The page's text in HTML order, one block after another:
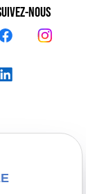
NOUS